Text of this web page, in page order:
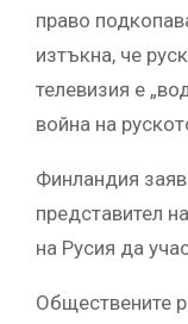
право
изтъкна, че
телевизия е
война на
Финландия
представител
на Русия да
Обществените